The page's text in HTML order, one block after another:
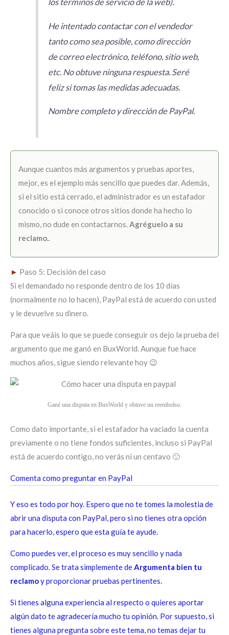
los términos de servicio de la web).
He intentado contactar con el vendedor
tanto como sea posible, como dirección
de correo electrónico, teléfono, sitio web,
etc. No obtuve ninguna respuesta. Seré
feliz si tomas las medidas adecuadas.
Nombre completo y dirección de PayPal.
Aunque cuantos más argumentos y pruebas aportes,
mejor, es el ejemplo más sencillo que puedes dar. Además,
si el sitio está cerrado, el administrador es un estafador
conocido o si conoce otros sitios donde ha hecho lo
mismo, no dude en contactarnos.Agréguelo a su
reclamo..
► Paso 5: Decisión del caso
Si el demandado no responde dentro de los 10 días
(normalmente no lo hacen), PayPal está de acuerdo con usted
y le devuelve su dinero.
Para que veáis lo que se puede conseguir os dejo la prueba del
argumento que me ganó en BuxWorld. Aunque fue hace
muchos años, sigue siendo relevante hoy 😉
Gané una disputa en BuxWorld y obtuve un reembolso.
Como dato importante, si el estafador ha vaciado la cuenta
previamente o no tiene fondos suficientes, incluso si PayPal
está de acuerdo contigo, no verás ni un centavo 🙁
Comenta como preguntar en PayPal
Y eso es todo por hoy. Espero que no te tomes la molestia de
abrir una disputa con PayPal, pero si no tienes otra opción
para hacerlo, espero que esta guía te ayude.
Como puedes ver, el proceso es muy sencillo y nada
complicado. Se trata simplemente deArgumenta bien tu
reclamoy proporcionar pruebas pertinentes.
Si tienes alguna experiencia al respecto o quieres aportar
algún dato te agradecería mucho tu opinión. Por supuesto, si
tienes alguna pregunta sobre este tema, no temas dejar tu